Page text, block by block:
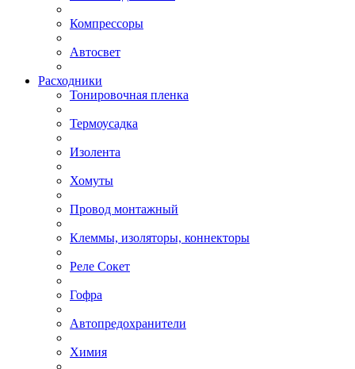
Компрессоры
Автосвет
Расходники
Тонировочная пленка
Термоусадка
Изолента
Хомуты
Провод монтажный
Клеммы, изоляторы, коннекторы
Реле Сокет
Гофра
Автопредохранители
Химия